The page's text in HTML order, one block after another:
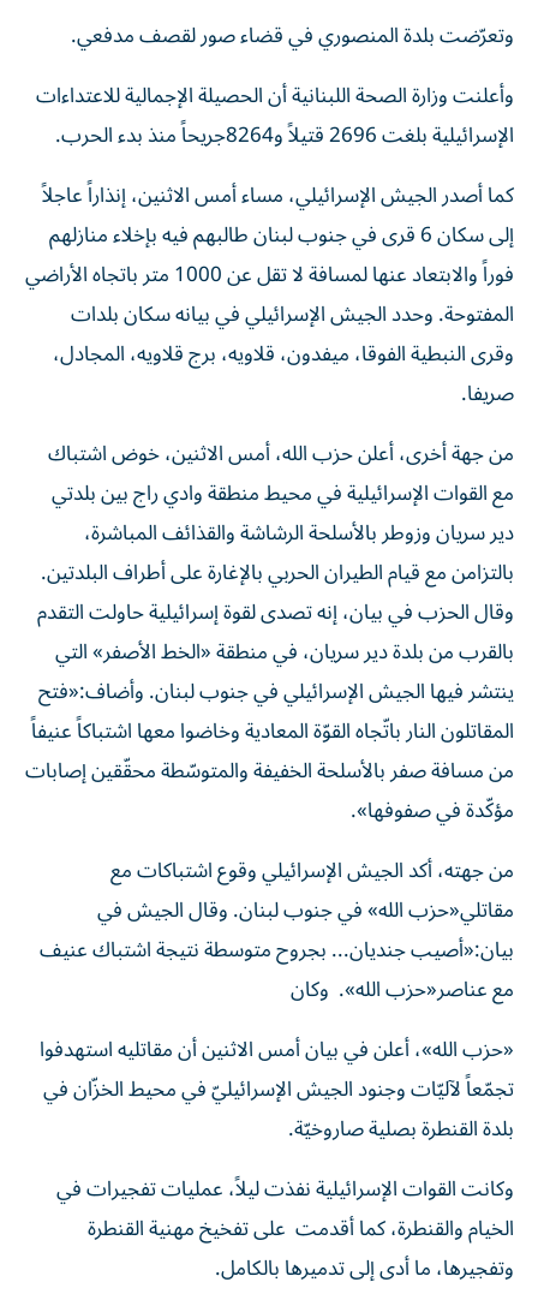
وتعرّضت بلدة المنصوري في قضاء صور لقصف مدفعي.
وأعلنت وزارة الصحة اللبنانية أن الحصيلة الإجمالية للاعتداءات
الإسرائيلية بلغت 2696 قتيلاً و8264جريحاً منذ بدء الحرب.
كما أصدر الجيش الإسرائيلي، مساء أمس الاثنين، إنذاراً عاجلاً
إلى سكان 6 قرى في جنوب لبنان طالبهم فيه بإخلاء منازلهم
فوراً والابتعاد عنها لمسافة لا تقل عن 1000 متر باتجاه الأراضي
المفتوحة. وحدد الجيش الإسرائيلي في بيانه سكان بلدات
وقرى النبطية الفوقا، ميفدون، قلاويه، برج قلاويه، المجادل،
صريفا.
من جهة أخرى، أعلن حزب الله، أمس الاثنين، خوض اشتباك
مع القوات الإسرائيلية في محيط منطقة وادي راج بين بلدتي
دير سريان وزوطر بالأسلحة الرشاشة والقذائف المباشرة،
بالتزامن مع قيام الطيران الحربي بالإغارة على أطراف البلدتين.
وقال الحزب في بيان، إنه تصدى لقوة إسرائيلية حاولت التقدم
بالقرب من بلدة دير سريان، في منطقة «الخط الأصفر» التي
ينتشر فيها الجيش الإسرائيلي في جنوب لبنان. وأضاف:«فتح
المقاتلون النار باتّجاه القوّة المعادية وخاضوا معها اشتباكاً عنيفاً
من مسافة صفر بالأسلحة الخفيفة والمتوسّطة محقّقين إصابات
مؤكّدة في صفوفها».
من جهته، أكد الجيش الإسرائيلي وقوع اشتباكات مع
مقاتلي«حزب الله» في جنوب لبنان. وقال الجيش في
بيان:«أصيب جنديان... بجروح متوسطة نتيجة اشتباك عنيف
مع عناصر«حزب الله». وكان
«​حزب الله​»، أعلن في بيان أمس الاثنين أن مقاتليه استهدفوا
تجمّعاً لآليّات وجنود الجيش الإسرائيليّ في محيط الخزّان في
بلدة القنطرة بصلية صاروخيّة.
وكانت القوات الإسرائيلية نفذت ليلاً، عمليات تفجيرات في
الخيام والقنطرة، كما أقدمت ​ على تفخيخ مهنية القنطرة
وتفجيرها، ما أدى إلى تدميرها بالكامل.